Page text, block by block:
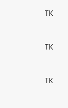
TK
TK
TK